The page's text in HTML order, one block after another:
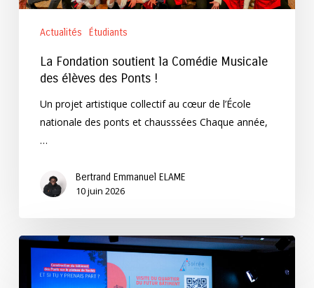
des
Ponts
Actualités Étudiants
La Fondation soutient la Comédie Musicale
des élèves des Ponts !
Un projet artistique collectif au cœur de l’École
nationale des ponts et chausssées Chaque année,
…
Bertrand Emmanuel ELAME
10 juin 2026
Soirée
Ponts